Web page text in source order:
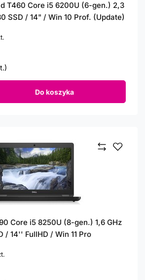
T460 Core i5 6200U (6-gen.) 2,3
SSD / 14" / Win 10 Prof. (Update)
Do koszyka
Core i5 8250U (8-gen.) 1,6 GHz
/ 14'' FullHD / Win 11 Pro